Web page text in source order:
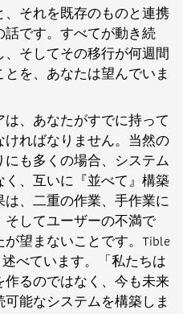
それを既存のものと連携
です。すべてが動き続
そしてその移行が何週間
を、あなたは望んでいま
、あなたがすでに持って
ればなりません。当然の
も多くの場合、システム
、互いに『並べて』構築
、二重の作業、手作業に
してユーザーの不満で
望まないことです。Tible
べています。「私たちは
るのではなく、今も未来
能なシステムを構築しま